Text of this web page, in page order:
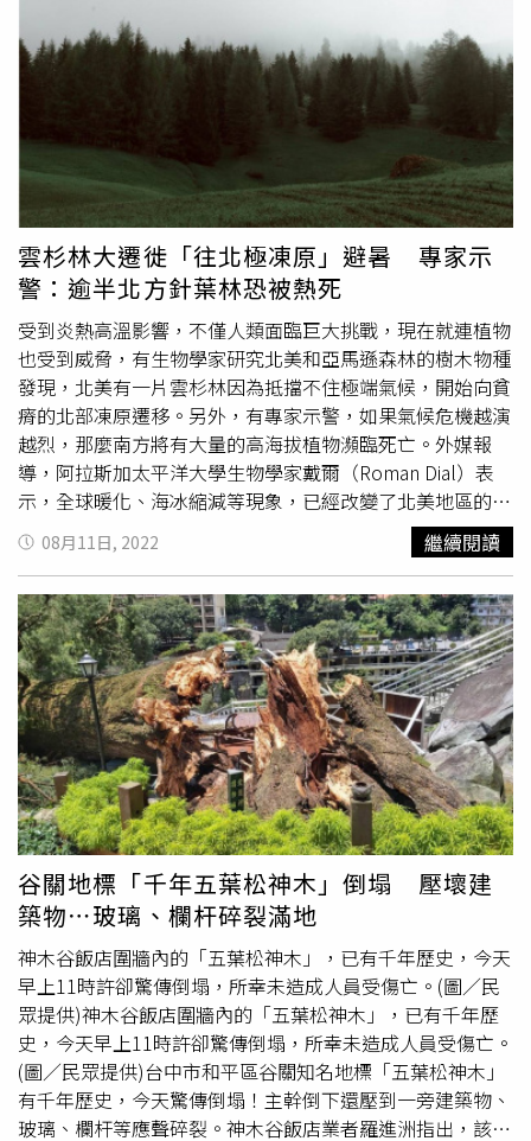
「針」，吃鳳梨的時候嘴巴會發麻，正是因為被這些針晶給
刺傷，「草酸鈣晶體會在細胞膜上戳洞，引發刺激」，雖然
聽起來有點嚇人，但他表示：「這不會阻止我吃鳳梨」。影
片曝光後，引起熱烈討論，網友紛紛嚇傻：「我們在吃鳳梨
的時候，鳳梨也在吃我們」、「我可憐的細胞膜」、「再也
不吃鳳梨了」、「難怪媽媽總說不要吃太多鳳梨，因為會割
舌頭」，還有人分享經驗，「我一直以為是因為過敏」、
「在瘋狂吃了鳳梨和奇異果後，我的嘴巴痛得要命」。鳳梨
含有數十個「針晶」，會破壞細胞膜。（圖／翻攝自
sf_microscopy TikTok）而台灣事實查核中心也針對此影片
詢問了農委會及植物專家，農委會農業試驗所嘉義分所果樹
研究室副研究員官青杉就指出，草酸鈣的針狀結晶小到要用
顯微鏡才看得到，「應該可忽略它可能帶來的物理傷害」，
而且，經實務發現，鳳梨經過加熱後，就不會刮舌，但草酸
鈣結晶並不會因短暫加熱就融化，但照理說鳳梨加熱過後還
是會刮舌頭才對，「因此草酸鈣結晶應不是鳳梨會刮舌頭的
原因」。中興大學植物病理學系教授陳煜焜則直言：「吃鳳
梨刮舌頭是果肉裡的鳳梨酵素造成」陳教授解釋，鳳梨酵素
是一種分解酵素，會分解口腔的蛋白質，因此讓人有異樣的
感覺；只要將鳳梨加鹽醃製或加熱，破壞鳳梨酵素的蛋白活
性後，吃起來就不會刮舌頭了。
雲杉林大遷徙「往北極凍原」避暑 專家示
警：逾半北方針葉林恐被熱死
受到炎熱高溫影響，不僅人類面臨巨大挑戰，現在就連植物
也受到威脅，有生物學家研究北美和亞馬遜森林的樹木物種
發現，北美有一片雲杉林因為抵擋不住極端氣候，開始向貧
瘠的北部凍原遷移。另外，有專家示警，如果氣候危機越演
越烈，那麼南方將有大量的高海拔植物瀕臨死亡。外媒報
導，阿拉斯加太平洋大學生物學家戴爾（Roman Dial）表
示，全球暖化、海冰縮減等現象，已經改變了北美地區的氣
候環境，阿拉斯加西北部的白雲杉樹種，目前正以每10年4
公里的速度「往北遷徙」。他說，過去數千年來，從未有過
民者直接入侵凍原地區，「根據氣候模型，這種情況應該在
100年內都不會發生，但它如今卻出現了」。明尼蘇達大學
的植物專家賴克（Peter Reich）指出，位於北美南部的北
方針葉林，漸漸無法適應日益高溫及降雨減少的環境。賴克
強調，若全球暖化持續惡化，逾半的北方針葉林木將面臨生
存危機。值得注意的是，北極苔原生態的變遷將產生巨大的
連鎖效應，不僅改變植物群落，也正在影響植物的固碳能
力。另外，科學家指出，近期熱浪引發多處森林野火，恐將
釋出大量的碳排放，導致溫室效應更加嚴重。
08月11日, 2022 繼續閱讀
谷關地標「千年五葉松神木」倒塌 壓壞建
築物⋯玻璃、欄杆碎裂滿地
神木谷飯店圍牆內的「五葉松神木」，已有千年歷史，今天
早上11時許卻驚傳倒塌，所幸未造成人員受傷亡。(圖／民
眾提供)神木谷飯店圍牆內的「五葉松神木」，已有千年歷
史，今天早上11時許卻驚傳倒塌，所幸未造成人員受傷亡。
(圖／民眾提供)台中市和平區谷關知名地標「五葉松神木」
有千年歷史，今天驚傳倒塌！主幹倒下還壓到一旁建築物、
玻璃、欄杆等應聲碎裂。神木谷飯店業者羅進洲指出，該棵